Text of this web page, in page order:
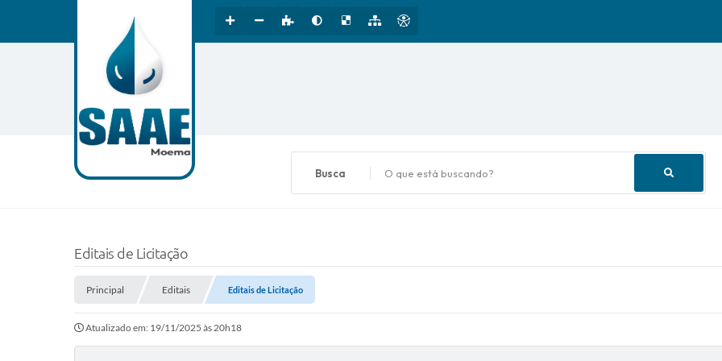
O que está buscando?
Editais de Licitação
Principal Editais Editais de Licitação
Atualizado em: 19/11/2025 às 20h18